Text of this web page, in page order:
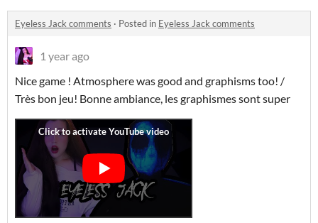
Eyeless Jack comments · Posted in Eyeless Jack comments
1 year ago
Nice game ! Atmosphere was good and graphisms too! /
Très bon jeu! Bonne ambiance, les graphismes sont super